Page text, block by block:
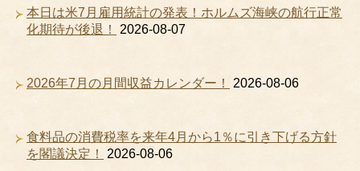
本日は米7月雇用統計の発表！ホルムズ海峡の航行正常
化期待が後退！
2026-08-07
2026年7月の月間収益カレンダー！ 2026-08-06
食料品の消費税率を来年4月から1％に引き下げる方針
を閣議決定！
2026-08-06